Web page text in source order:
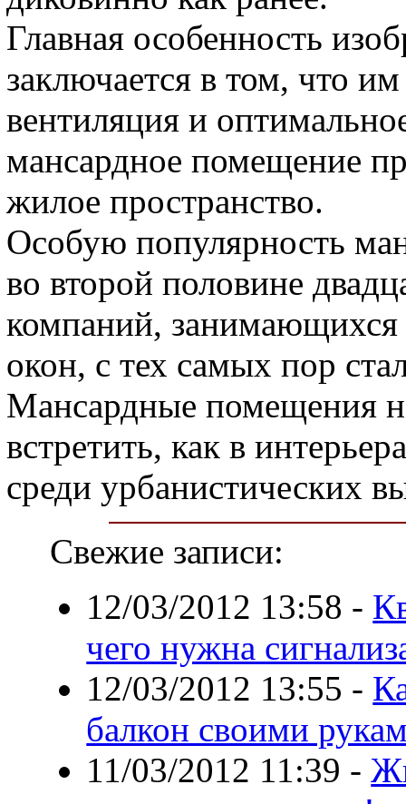
Главная особенность
заключается в том, что
вентиляция и
мансардное помещение
жилое пространство.
Особую популярность
во второй половине
компаний, занимающихся
окон, с тех самых пор
Мансардные помещения
встретить, как в
среди урбанистических
Свежие записи:
12/03/2012 13:58 -
чего нужна
12/03/2012 13:55 -
балкон своими
11/03/2012 11:39 -